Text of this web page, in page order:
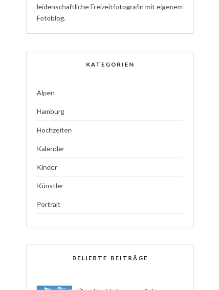
leidenschaftlicheFreizeitfotografin mit eigenem
Fotoblog.
KATEGORIEN
Alpen
Hamburg
Hochzeiten
Kalender
Kinder
Künstler
Portrait
BELIEBTE BEITRÄGE